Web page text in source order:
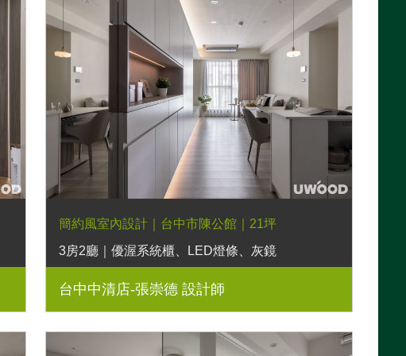
簡約風室內設計｜台中市陳公館｜21坪
3房2廳｜優渥系統櫃、LED燈條、灰鏡
台中中清店-張崇德 設計師